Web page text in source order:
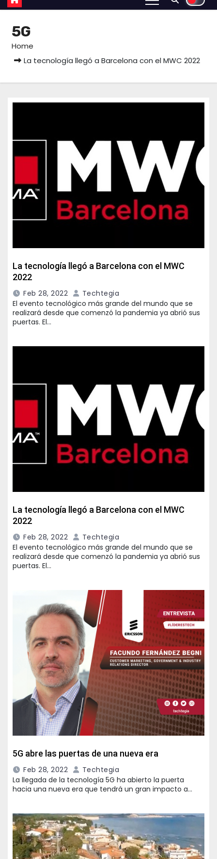
5G
Home
La tecnología llegó a Barcelona con el MWC 2022
La tecnología llegó a Barcelona con el MWC
2022
Feb 28, 2022
Techtegia
El evento tecnológico más grande del mundo que se
realizará desde que comenzó la pandemia ya abrió sus
puertas. El…
La tecnología llegó a Barcelona con el MWC
2022
Feb 28, 2022
Techtegia
El evento tecnológico más grande del mundo que se
realizará desde que comenzó la pandemia ya abrió sus
puertas. El…
5G abre las puertas de una nueva era
Feb 28, 2022
Techtegia
La llegada de la tecnología 5G ha abierto la puerta
hacia una nueva era que tendrá un gran impacto a…